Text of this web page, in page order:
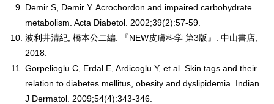
Demir S, Demir Y. Acrochordon and impaired carbohydrate
metabolism. Acta Diabetol. 2002;39(2):57-59.
波利井清紀, 橋本公二編. 『NEW皮膚科学 第3版』. 中山書店,
2018.
Gorpelioglu C, Erdal E, Ardicoglu Y, et al. Skin tags and their
relation to diabetes mellitus, obesity and dyslipidemia. Indian
J Dermatol. 2009;54(4):343-346.